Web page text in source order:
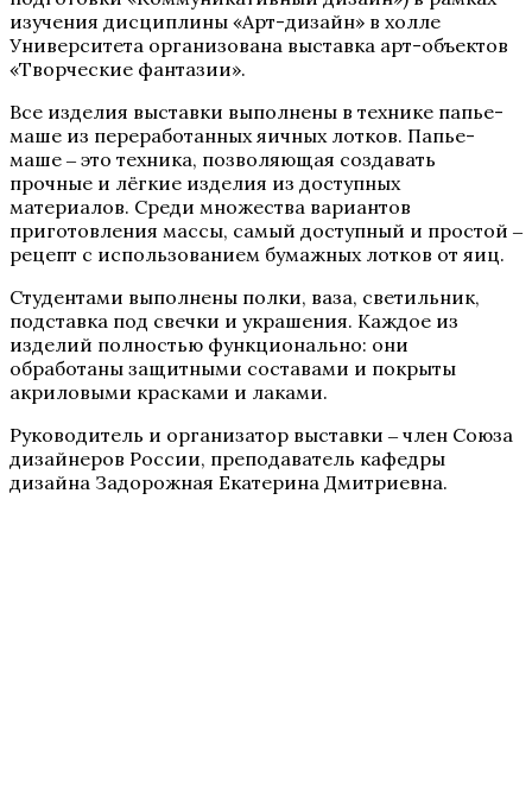
изучения дисциплины «Арт-дизайн» в холле
Университета организована выставка арт-объектов
«Творческие фантазии».
Все изделия выставки выполнены в технике папье-
маше из переработанных яичных лотков. Папье-
маше ‒ это техника, позволяющая создавать
прочные и лёгкие изделия из доступных
материалов. Среди множества вариантов
приготовления массы, самый доступный и простой ‒
рецепт с использованием бумажных лотков от яиц.
Студентами выполнены полки, ваза, светильник,
подставка под свечки и украшения. Каждое из
изделий полностью функционально: они
обработаны защитными составами и покрыты
акриловыми красками и лаками.
Руководитель и организатор выставки ‒ член Союза
дизайнеров России, преподаватель кафедры
дизайна Задорожная Екатерина Дмитриевна.